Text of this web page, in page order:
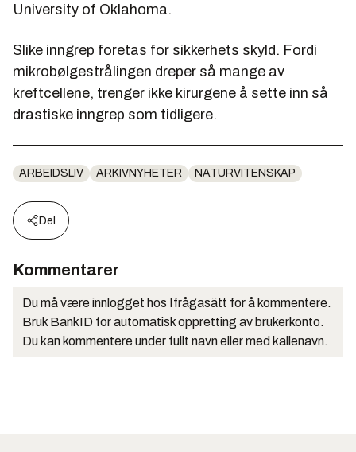
University of Oklahoma.
Slike inngrep foretas for sikkerhets skyld. Fordi
mikrobølgestrålingen dreper så mange av
kreftcellene, trenger ikke kirurgene å sette inn så
drastiske inngrep som tidligere.
ARBEIDSLIV ARKIVNYHETER NATURVITENSKAP
Del
Kommentarer
Du må være innlogget hos Ifrågasätt for å kommentere.
Bruk BankID for automatisk oppretting av brukerkonto.
Du kan kommentere under fullt navn eller med kallenavn.